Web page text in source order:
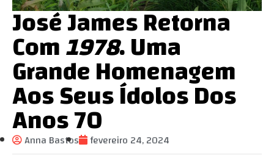
José James Retorna
Com1978. Uma
Grande Homenagem
Aos Seus Ídolos Dos
Anos 70
Anna Bastos
fevereiro 24, 2024